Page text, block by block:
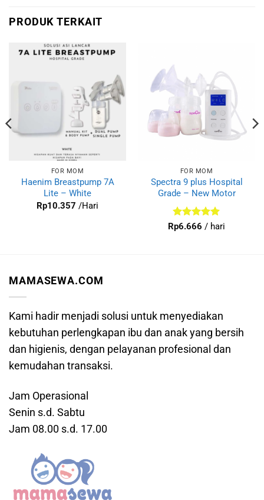
PRODUK TERKAIT
FOR MOM
Haenim Breastpump 7A
Lite – White
Rp10.357 /Hari
FOR MOM
Spectra 9 plus Hospital
Grade – New Motor
Dinilai 5
Rp6.666 / hari
MAMASEWA.COM
Kami hadir menjadi solusi untuk menyediakan
kebutuhan perlengkapan ibu dan anak yang bersih
dan higienis, dengan pelayanan profesional dan
kemudahan transaksi.
Jam Operasional
Senin s.d. Sabtu
Jam 08.00 s.d. 17.00